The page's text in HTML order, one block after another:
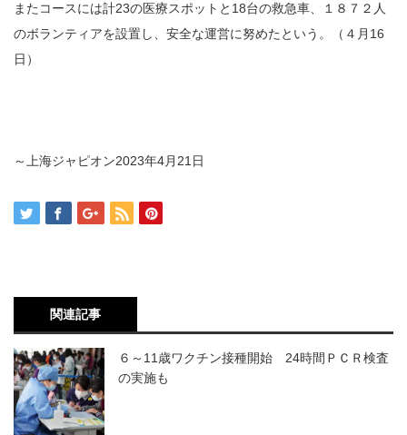
またコースには計23の医療スポットと18台の救急車、１８７２人
のボランティアを設置し、安全な運営に努めたという。（４月16
日）
～上海ジャピオン2023年4月21日
関連記事
６～11歳ワクチン接種開始 24時間ＰＣＲ検査
の実施も